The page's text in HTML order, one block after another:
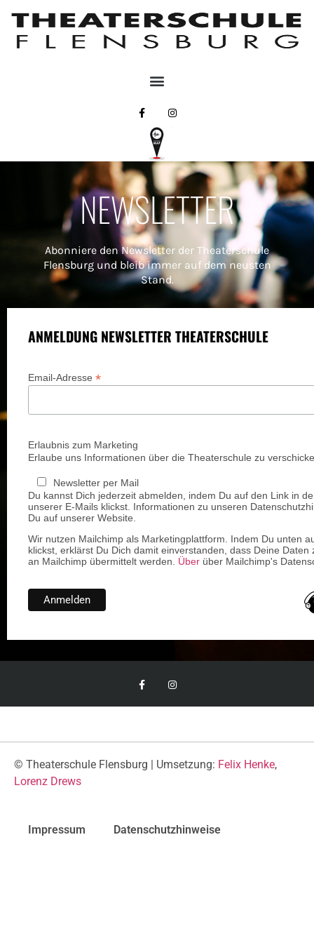
NEWSLETTER
Abonniere den Newsletter der Theaterschule
Flensburg und bleib immer auf dem neusten
Stand.
ANMELDUNG NEWSLETTER THEATERSCHULE
Email-Adresse *
Erlaubnis zum Marketing
Erlaube uns Informationen über die Theaterschule zu
Newsletter per Mail
Du kannst Dich jederzeit abmelden, indem Du auf den Link in
unserer E-Mails klickst. Informationen zu unseren
Du auf unserer Website.
Wir nutzen Mailchimp als Marketingplattform. Indem Du unten
klickst, erklärst Du Dich damit einverstanden, dass Deine Daten
an Mailchimp übermittelt werden. Über über Mailchimp's
© Theaterschule Flensburg | Umsetzung: Felix Henke,
Lorenz Drews
Impressum Datenschutzhinweise